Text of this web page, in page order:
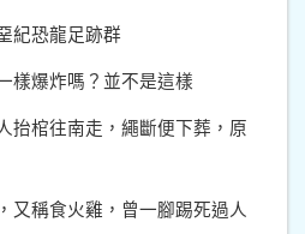
紀恐龍足跡群
樣爆炸嗎？並不是這樣
抬棺往南走，繩斷便下葬，原
又稱食火雞，曾一腳踢死過人